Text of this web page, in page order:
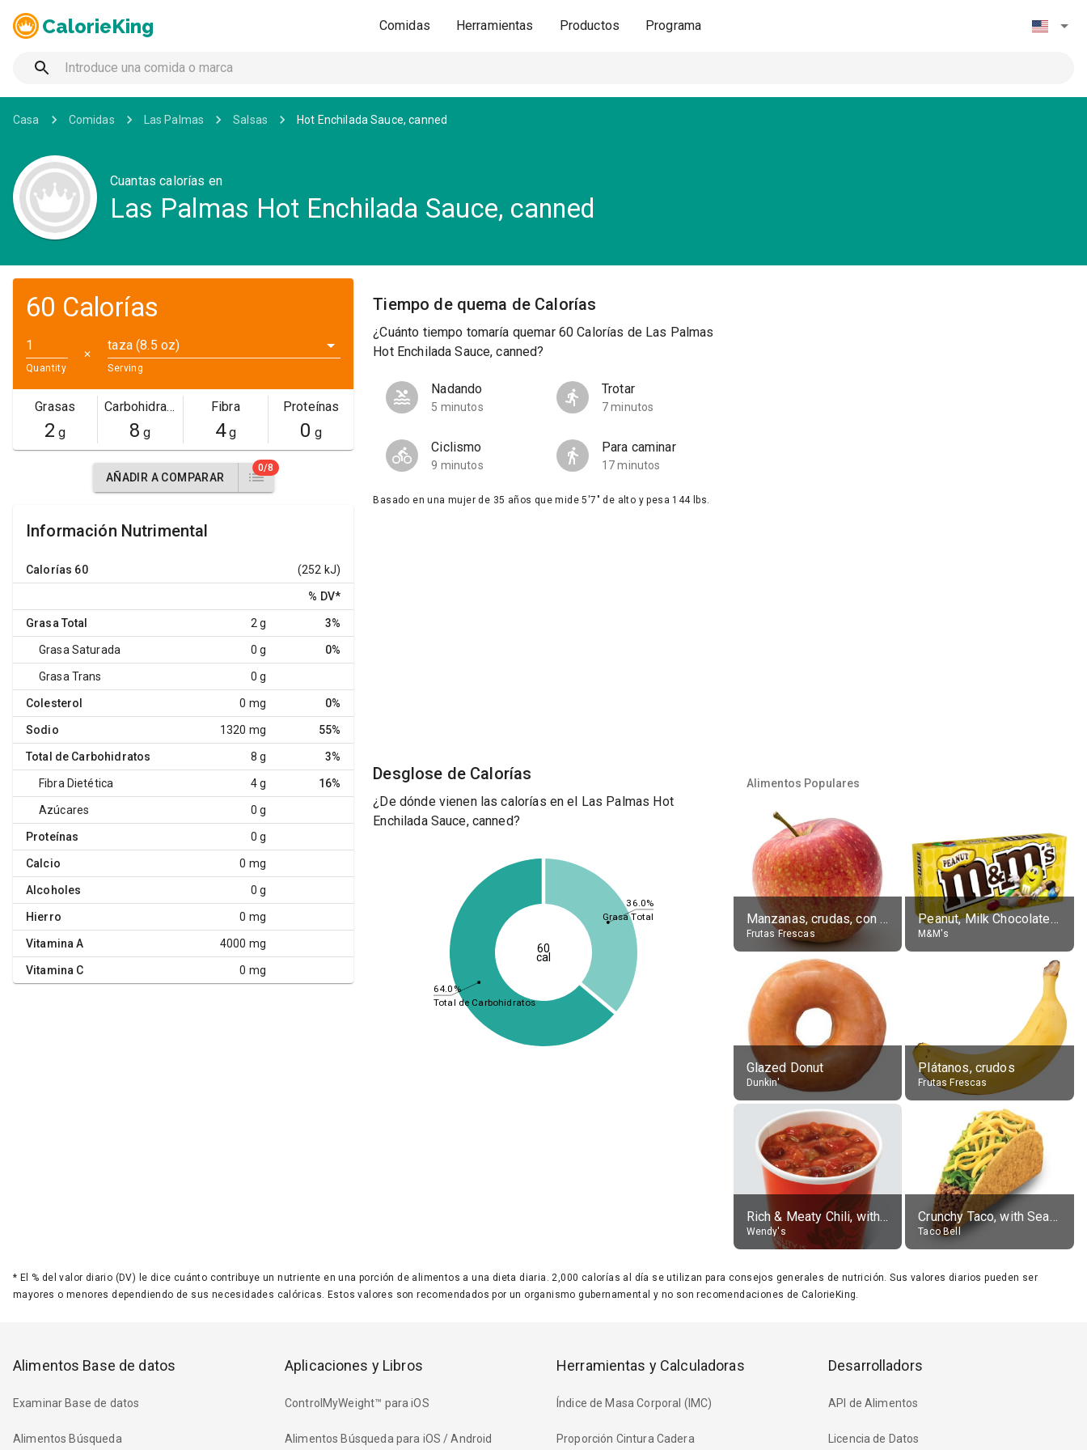
CalorieKing Comidas Herramientas Productos Programa
Casa Comidas Las Palmas Salsas Hot Enchilada Sauce, canned
Cuantas calorías en
Las Palmas Hot Enchilada Sauce, canned
60 Calorías
Quantity
✕
taza (8.5 oz)
Serving
Grasas
2 g
Carbohidratos
8 g
Fibra
4g
Proteínas
0 g
AÑADIR A COMPARAR
0/8
Información Nutrimental
Calorías 60 (252 kJ)
% DV*
Grasa Total 2 g 3%
Grasa Saturada 0 g 0%
Grasa Trans 0 g
Colesterol 0 mg 0%
Sodio 1320 mg 55%
Total de Carbohidratos 8 g 3%
Fibra Dietética 4 g 16%
Azúcares 0 g
Proteínas 0 g
Calcio 0 mg
Alcoholes 0 g
Hierro 0 mg
Vitamina A 4000 mg
Vitamina C 0 mg
Tiempo de quema de Calorías
¿Cuánto tiempo tomaría quemar 60 Calorías de Las Palmas
Hot Enchilada Sauce, canned?
Nadando
5 minutos
Trotar
7 minutos
Ciclismo
9 minutos
Para caminar
17 minutos
Basado en una mujer de 35 años que mide 5'7" de alto y pesa 144 lbs.
Desglose de Calorías
¿De dónde vienen las calorías en el Las Palmas Hot
Enchilada Sauce, canned?
36.0%
64.0%
Grasa Total
Total de Carbohidratos
60
cal
Alimentos Populares
Manzanas, crudas, con piel
Frutas Frescas
Peanut, Milk Chocolate Candies
M&M's
Glazed Donut
Dunkin'
Plátanos, crudos
Frutas Frescas
Rich & Meaty Chili, without toppings, large
Wendy's
Crunchy Taco, with Seasoned Beef
Taco Bell
* El % del valor diario (DV) le dice cuánto contribuye un nutriente en una porción de alimentos a una dieta diaria. 2,000 calorías al día se utilizan para consejos generales de nutrición. Sus valores diarios pueden ser
mayores o menores dependiendo de sus necesidades calóricas. Estos valores son recomendados por un organismo gubernamental y no son recomendaciones de CalorieKing.
Alimentos Base de datos
Examinar Base de datos
Alimentos Búsqueda
Aplicaciones y Libros
ControlMyWeight™ para iOS
Alimentos Búsqueda para iOS / Android
Herramientas y Calculadoras
Índice de Masa Corporal (IMC)
Proporción Cintura Cadera
Desarrolladors
API de Alimentos
Licencia de Datos